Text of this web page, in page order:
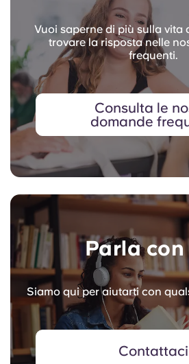
Vuoi saperne di più sulla vita
trovare la risposta nelle
frequenti.
Consulta le
domande
Parla con
Siamo qui per aiutarti con
Contattaci